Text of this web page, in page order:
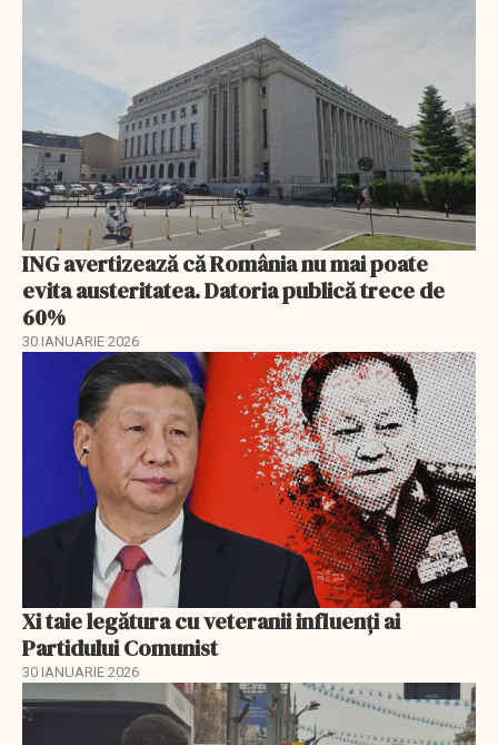
ING avertizează că România nu mai poate
evita austeritatea. Datoria publică trece de
60%
30 IANUARIE 2026
Xi taie legătura cu veteranii influenți ai
Partidului Comunist
30 IANUARIE 2026